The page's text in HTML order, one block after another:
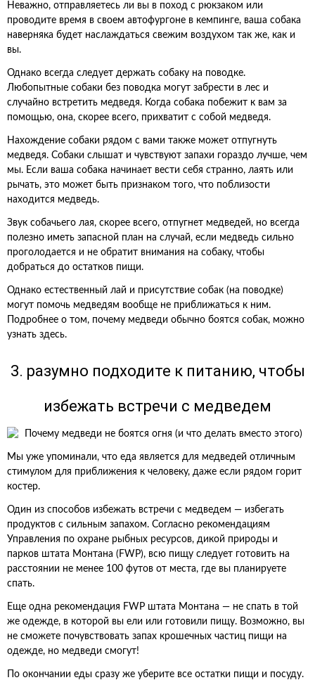
Неважно, отправляетесь ли вы в поход с рюкзаком или
проводите время в своем автофургоне в кемпинге, ваша собака
наверняка будет наслаждаться свежим воздухом так же, как и
вы.
Однако всегда следует держать собаку на поводке.
Любопытные собаки без поводка могут забрести в лес и
случайно встретить медведя. Когда собака побежит к вам за
помощью, она, скорее всего, прихватит с собой медведя.
Нахождение собаки рядом с вами также может отпугнуть
медведя. Собаки слышат и чувствуют запахи гораздо лучше, чем
мы. Если ваша собака начинает вести себя странно, лаять или
рычать, это может быть признаком того, что поблизости
находится медведь.
Звук собачьего лая, скорее всего, отпугнет медведей, но всегда
полезно иметь запасной план на случай, если медведь сильно
проголодается и не обратит внимания на собаку, чтобы
добраться до остатков пищи.
Однако естественный лай и присутствие собак (на поводке)
могут помочь медведям вообще не приближаться к ним.
Подробнее о том, почему медведи обычно боятся собак, можно
узнать здесь.
3. разумно подходите к питанию, чтобы
избежать встречи с медведем
Мы уже упоминали, что еда является для медведей отличным
стимулом для приближения к человеку, даже если рядом горит
костер.
Один из способов избежать встречи с медведем — избегать
продуктов с сильным запахом. Согласно рекомендациям
Управления по охране рыбных ресурсов, дикой природы и
парков штата Монтана (FWP), всю пищу следует готовить на
расстоянии не менее 100 футов от места, где вы планируете
спать.
Еще одна рекомендация FWP штата Монтана — не спать в той
же одежде, в которой вы ели или готовили пищу. Возможно, вы
не сможете почувствовать запах крошечных частиц пищи на
одежде, но медведи смогут!
По окончании еды сразу же уберите все остатки пищи и посуду.